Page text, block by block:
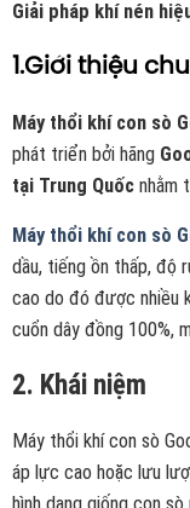
Giải pháp khí nén
1.Giới thiệu
Máy thổi khí con sò
phát triển bởi hãng
tại Trung Quốc nhằm
Máy thổi khí con sò
dầu, tiếng ồn thấp, độ
cao do đó được nhiều
cuổn dây đồng 100%,
2. Khái niệm
Máy thổi khí con sò
áp lực cao hoặc lưu